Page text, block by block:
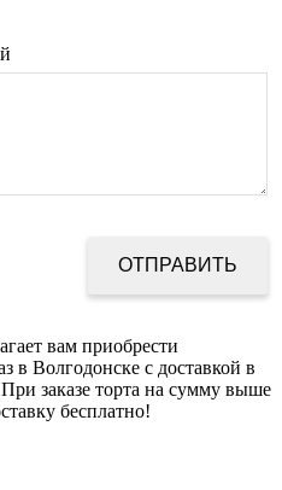
вам приобрести
в Волгодонске с доставкой в
заказе торта на сумму выше
бесплатно!